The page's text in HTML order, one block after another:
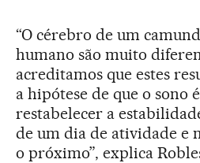
“O cérebro de um
humano são muito
acreditamos que estes
a hipótese de que o sono
restabelecer a
de um dia de atividade e
o próximo”, explica